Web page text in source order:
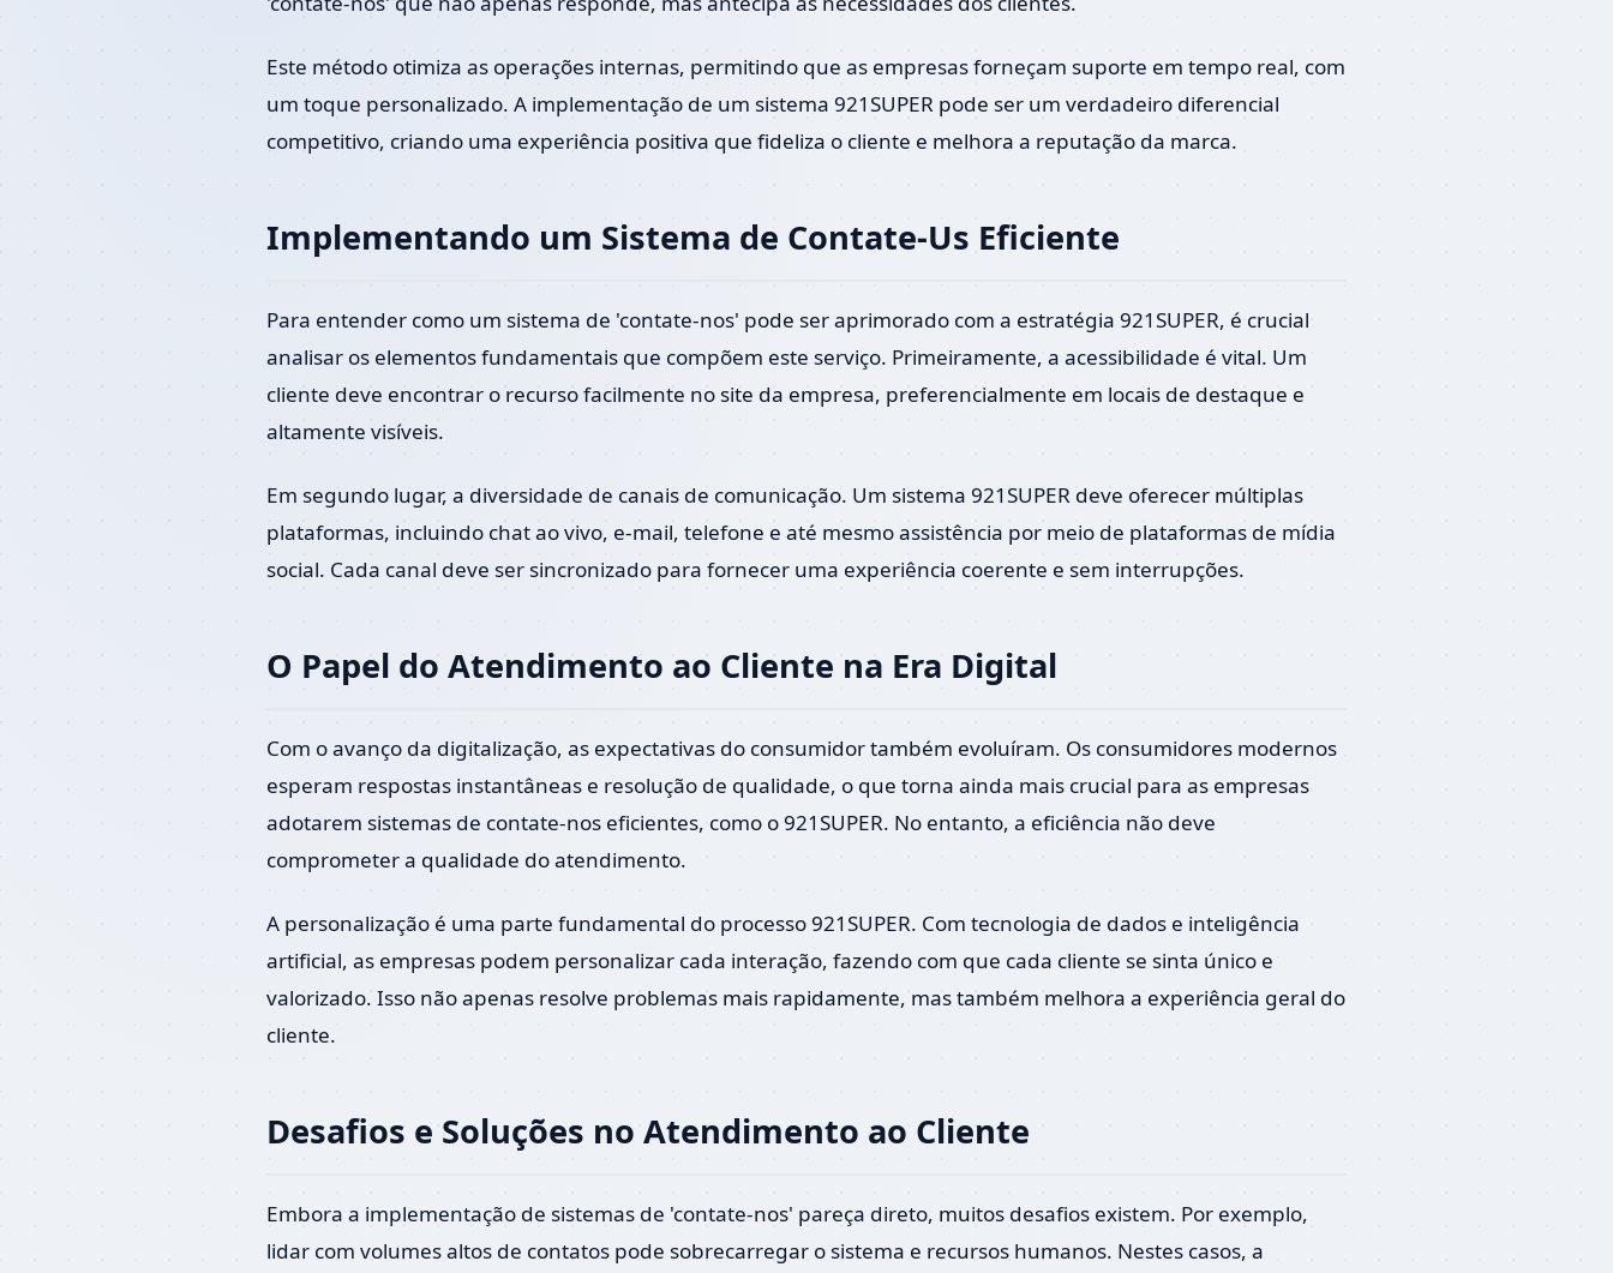
Este método otimiza as operações internas, permitindo que as empresas forneçam suporte em tempo real, com
um toque personalizado. A implementação de um sistema 921SUPER pode ser um verdadeiro diferencial
competitivo, criando uma experiência positiva que fideliza o cliente e melhora a reputação da marca.
Implementando um Sistema de Contate-Us Eficiente
Para entender como um sistema de 'contate-nos' pode ser aprimorado com a estratégia 921SUPER, é crucial
analisar os elementos fundamentais que compõem este serviço. Primeiramente, a acessibilidade é vital. Um
cliente deve encontrar o recurso facilmente no site da empresa, preferencialmente em locais de destaque e
altamente visíveis.
Em segundo lugar, a diversidade de canais de comunicação. Um sistema 921SUPER deve oferecer múltiplas
plataformas, incluindo chat ao vivo, e-mail, telefone e até mesmo assistência por meio de plataformas de mídia
social. Cada canal deve ser sincronizado para fornecer uma experiência coerente e sem interrupções.
O Papel do Atendimento ao Cliente na Era Digital
Com o avanço da digitalização, as expectativas do consumidor também evoluíram. Os consumidores modernos
esperam respostas instantâneas e resolução de qualidade, o que torna ainda mais crucial para as empresas
adotarem sistemas de contate-nos eficientes, como o 921SUPER. No entanto, a eficiência não deve
comprometer a qualidade do atendimento.
A personalização é uma parte fundamental do processo 921SUPER. Com tecnologia de dados e inteligência
artificial, as empresas podem personalizar cada interação, fazendo com que cada cliente se sinta único e
valorizado. Isso não apenas resolve problemas mais rapidamente, mas também melhora a experiência geral do
cliente.
Desafios e Soluções no Atendimento ao Cliente
Embora a implementação de sistemas de 'contate-nos' pareça direto, muitos desafios existem. Por exemplo,
lidar com volumes altos de contatos pode sobrecarregar o sistema e recursos humanos. Nestes casos, a